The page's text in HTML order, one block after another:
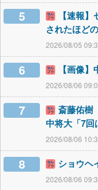
5
【速報
されたほど
2026/08/05
6 【画像
2026/08/06
7
斎藤佑樹
中将大「7回
2026/08/06
8 ショウヘ
2026/08/06